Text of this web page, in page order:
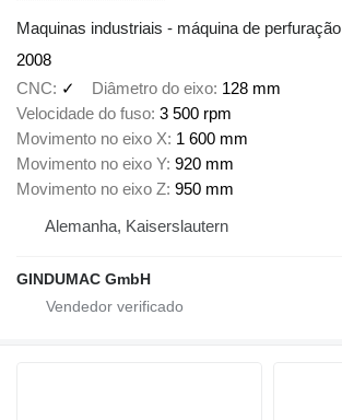
Maquinas industriais - máquina de perfuração
2008
CNC
✓ Diâmetro do eixo 128 mm
Velocidade do fuso 3 500 rpm
Movimento no eixo X 1 600 mm
Movimento no eixo Y 920 mm
Movimento no eixo Z 950 mm
Alemanha, Kaiserslautern
GINDUMAC GmbH